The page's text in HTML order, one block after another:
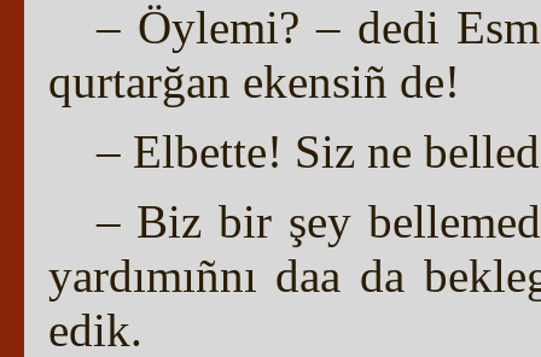
– Öylemi? – dedi
qurtarğan ekensiñ de!
– Elbette! Siz ne
– Biz bir şey
yardımıñnı daa da
edik.